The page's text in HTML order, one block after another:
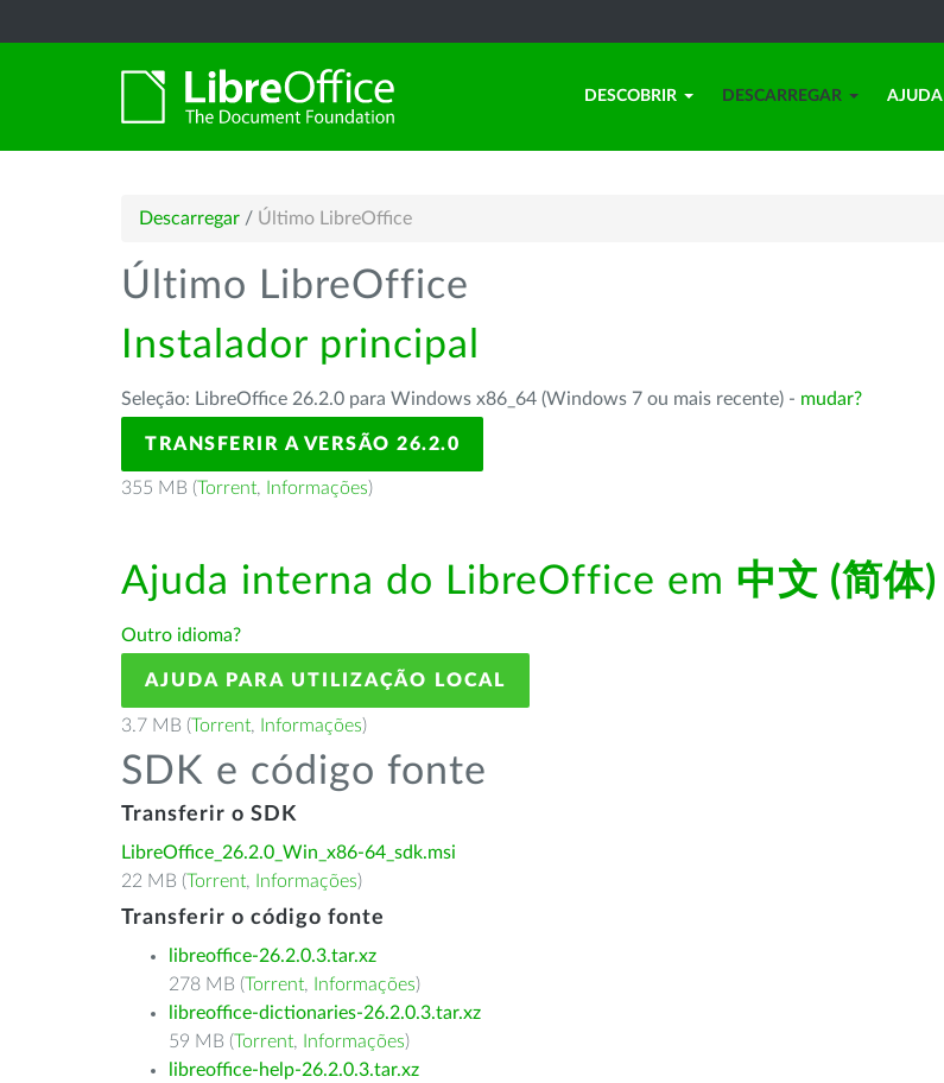
DESCOBRIR DESCARREGAR AJUDA
Descarregar / Último LibreOffice
Último LibreOffice
Instalador principal
Seleção: LibreOffice 26.2.0 para Windows x86_64 (Windows 7 ou mais recente) - mudar?
TRANSFERIR A VERSÃO 26.2.0
355 MB (Torrent, Informações)
Ajuda interna do LibreOffice em 中文 (简体)
Outro idioma?
AJUDA PARA UTILIZAÇÃO LOCAL
3.7 MB (Torrent, Informações)
SDK e código fonte
Transferir o SDK
LibreOffice_26.2.0_Win_x86-64_sdk.msi
22 MB (Torrent, Informações)
Transferir o código fonte
libreoffice-26.2.0.3.tar.xz
278 MB (Torrent, Informações)
libreoffice-dictionaries-26.2.0.3.tar.xz
59 MB (Torrent, Informações)
libreoffice-help-26.2.0.3.tar.xz